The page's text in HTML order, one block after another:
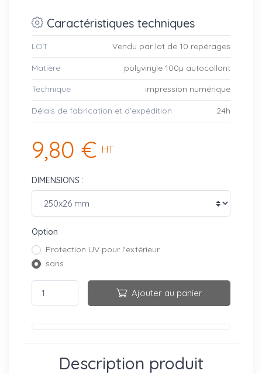
Caractéristiques techniques
LOT Vendu par lot de 10 repérages
Matière polyvinyle 100µ autocollant
Technique impression numérique
Délais de fabrication et d’expédition 24h
9,80 € HT
DIMENSIONS :
Option
Protection UV pour l'extérieur
sans
Ajouter au panier
Description produit